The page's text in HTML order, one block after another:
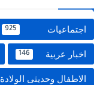
اجتماعيات 925
اخبار عربية 146
الاطفال وحديثى الولادة